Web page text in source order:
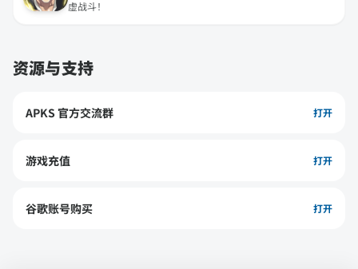
虚战斗！
资源与支持
APKS 官方交流群 打开
游戏充值 打开
谷歌账号购买 打开